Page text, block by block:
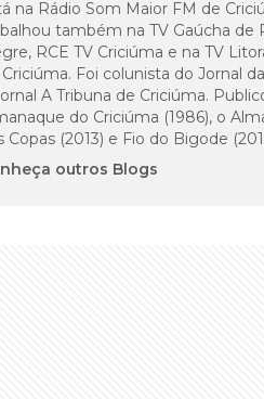
na Rádio Som Maior FM de
também na TV Gaúcha de
RCE TV Criciúma e na TV
Foi colunista do Jornal
A Tribuna de Criciúma.
do Criciúma (1986), o
Copas (2013) e Fio do Bigode
outros Blogs